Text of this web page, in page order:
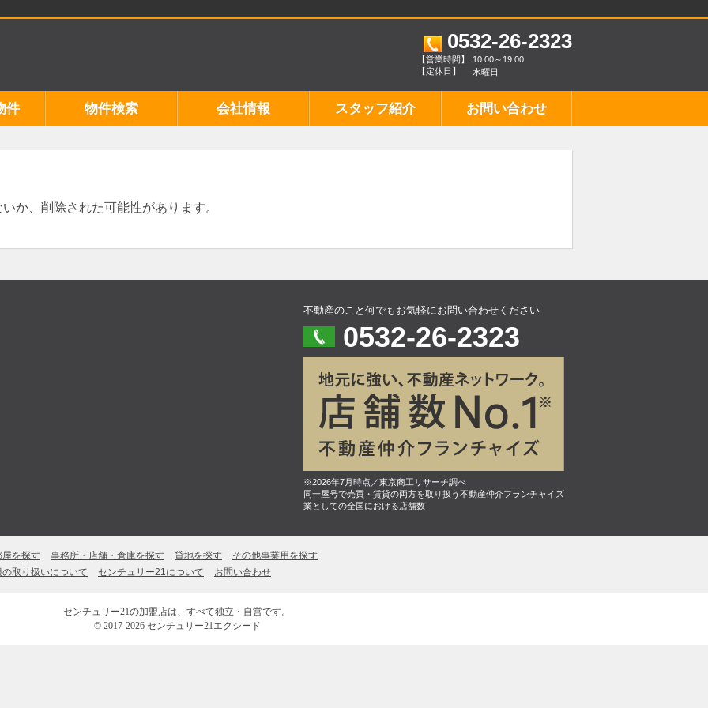
0532-26-2323
【営業時間】
10:00～19:00
【定休日】
水曜日
件 物件検索 会社情報 スタッフ紹介 お問い合わせ
か、削除された可能性があります。
不動産のこと何でもお気軽にお問い合わせください
0532-26-2323
※2026年7月時点／東京商工リサーチ調べ
同一屋号で売買・賃貸の両方を取り扱う不動産仲介フランチャイズ
業としての全国における店舗数
屋を探す 事務所・店舗・倉庫を探す 貸地を探す
その他事業用を探す
の取り扱いについて
センチュリー21について お問い合わせ
センチュリー21の加盟店は、すべて独立・自営です。
© 2017-2026 センチュリー21エクシード